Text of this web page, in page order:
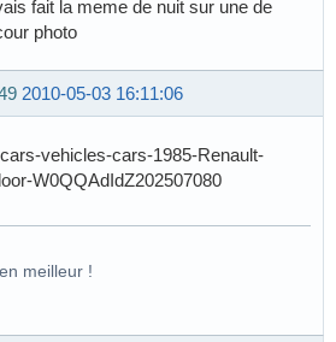
fait la meme de nuit sur une de
photo
2010-05-03 16:11:06
vehicles-cars-1985-Renault-
W0QQAdIdZ202507080
meilleur !